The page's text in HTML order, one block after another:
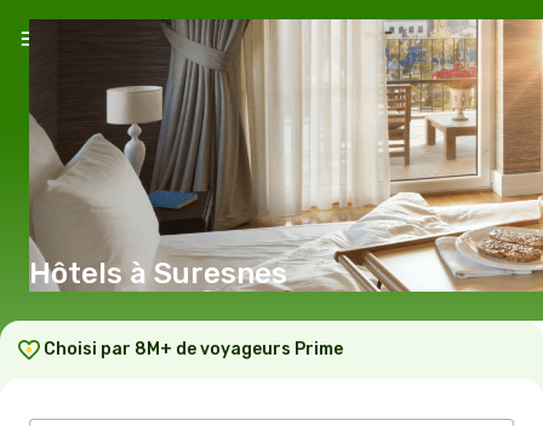
Hôtels à Suresnes
Choisi par 8M+ de voyageurs Prime